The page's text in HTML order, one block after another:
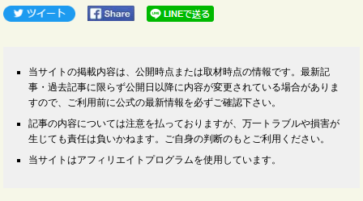
当サイトの掲載内容は、公開時点または取材時点の情報です。最新記
事・過去記事に限らず公開日以降に内容が変更されている場合がありま
すので、ご利用前に公式の最新情報を必ずご確認下さい。
記事の内容については注意を払っておりますが、万一トラブルや損害が
生じても責任は負いかねます。ご自身の判断のもとご利用ください。
当サイトはアフィリエイトプログラムを使用しています。